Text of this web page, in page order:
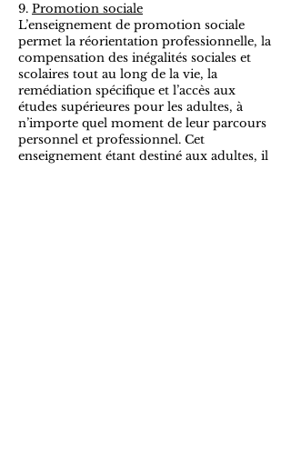
9. Promotion sociale
L’enseignement de promotion sociale
permet la réorientation professionnelle, la
compensation des inégalités sociales et
scolaires tout au long de la vie, la
remédiation spécifique et l’accès aux
études supérieures pour les adultes, à
n’importe quel moment de leur parcours
personnel et professionnel. Cet
enseignement étant destiné aux adultes, il